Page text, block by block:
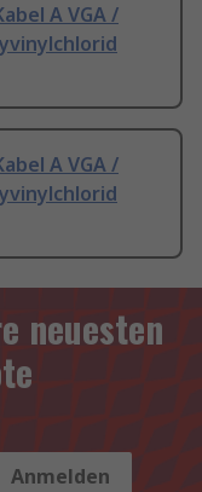
A VGA /
A VGA /
neuesten
Anmelden